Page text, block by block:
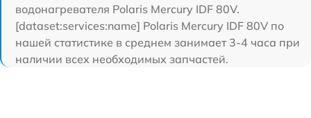
водонагревателя Polaris Mercury IDF 80V.
[dataset:services:name] Polaris Mercury IDF 80V по
нашей статистике в среднем занимает 3-4 часа при
наличии всех необходимых запчастей.